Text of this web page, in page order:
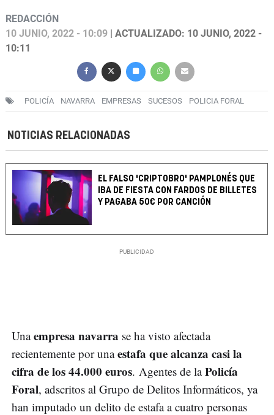
REDACCIÓN
10 JUNIO, 2022 - 10:09 | ACTUALIZADO: 10 JUNIO, 2022 -
10:11
POLICÍA NAVARRA EMPRESAS SUCESOS POLICIA FORAL
NOTICIAS RELACIONADAS
EL FALSO 'CRIPTOBRO' PAMPLONÉS QUE
IBA DE FIESTA CON FARDOS DE BILLETES
Y PAGABA 50€ POR CANCIÓN
Unaempresa navarra se ha visto afectada
recientemente por unaestafa que alcanza casi la
cifra de los 44.000 euros. Agentes de laPolicía
Foral, adscritos al Grupo de Delitos Informáticos, ya
han imputado un delito de estafa a cuatro personas